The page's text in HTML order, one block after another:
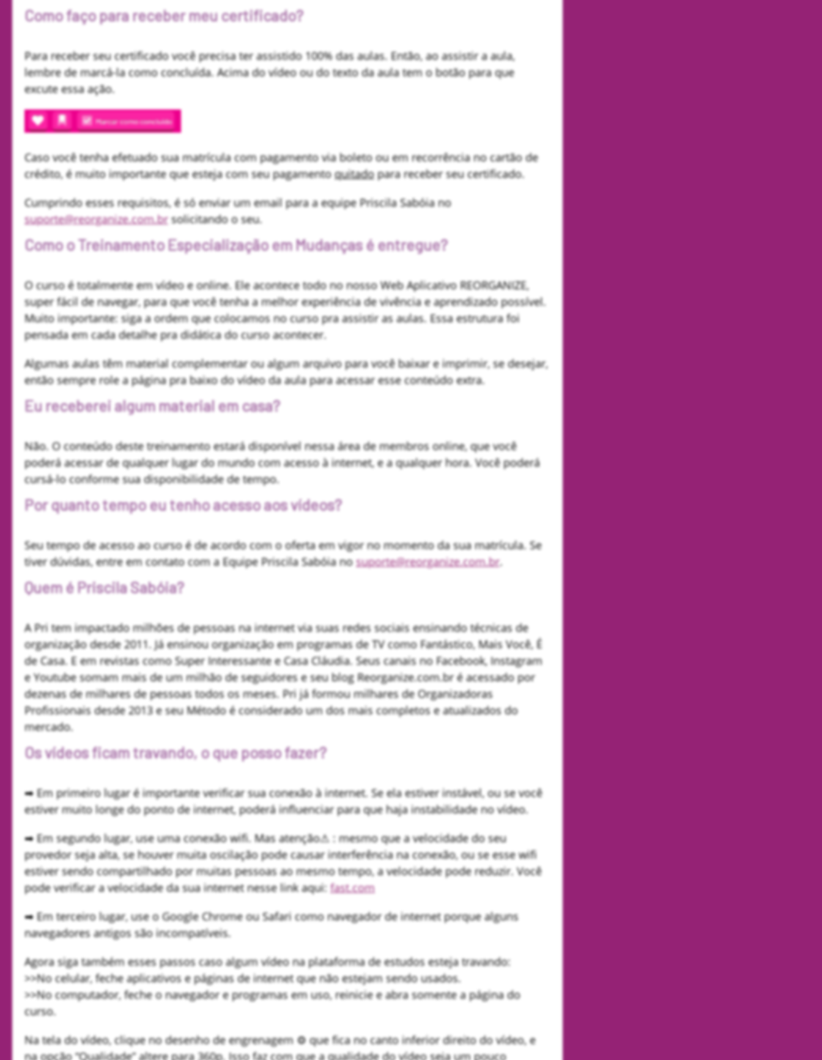
Como faço para receber meu certificado?
Para receber seu certificado você precisa ter assistido 100% das aulas. Então, ao assistir a aula,
lembre de marcá-la como concluída. Acima do vídeo ou do texto da aula tem o botão para que
excute essa ação.
Caso você tenha efetuado sua matrícula com pagamento via boleto ou em recorrência no cartão de
crédito, é muito importante que esteja com seu pagamentoquitadopara receber seu certificado.
Cumprindo esses requisitos, é só enviar um email para a equipe Priscila Sabóia no
suporte@reorganize.com.brsolicitando o seu.
Como o Treinamento Especialização em Mudanças é entregue?
O curso é totalmente em vídeo e online. Ele acontece todo no nosso Web Aplicativo REORGANIZE,
super fácil de navegar, para que você tenha a melhor experiência de vivência e aprendizado possível.
Muito importante: siga a ordem que colocamos no curso pra assistir as aulas. Essa estrutura foi
pensada em cada detalhe pra didática do curso acontecer.
Algumas aulas têm material complementar ou algum arquivo para você baixar e imprimir, se desejar,
então sempre role a página pra baixo do vídeo da aula para acessar esse conteúdo extra.
Eu receberei algum material em casa?
Não. O conteúdo deste treinamento estará disponível nessa área de membros online, que você
poderá acessar de qualquer lugar do mundo com acesso à internet, e a qualquer hora. Você poderá
cursá-lo conforme sua disponibilidade de tempo.
Por quanto tempo eu tenho acesso aos vídeos?
Seu tempo de acesso ao curso é de acordo com o oferta em vigor no momento da sua matrícula. Se
tiver dúvidas, entre em contato com a Equipe Priscila Sabóia nosuporte@reorganize.com.br.
Quem é Priscila Sabóia?
A Pri tem impactado milhões de pessoas na internet via suas redes sociais ensinando técnicas de
organização desde 2011. Já ensinou organização em programas de TV como Fantástico, Mais Você, É
de Casa. E em revistas como Super Interessante e Casa Cláudia. Seus canais no Facebook, Instagram
e Youtube somam mais de um milhão de seguidores e seu blog Reorganize.com.br é acessado por
dezenas de milhares de pessoas todos os meses. Pri já formou milhares de Organizadoras
Profissionais desde 2013 e seu Método é considerado um dos mais completos e atualizados do
mercado.
Os vídeos ficam travando, o que posso fazer?
➡ Em primeiro lugar é importante verificar sua conexão à internet. Se ela estiver instável, ou se você
estiver muito longe do ponto de internet, poderá influenciar para que haja instabilidade no vídeo.
➡ Em segundo lugar, use uma conexão wifi. Mas atenção⚠ : mesmo que a velocidade do seu
provedor seja alta, se houver muita oscilação pode causar interferência na conexão, ou se esse wifi
estiver sendo compartilhado por muitas pessoas ao mesmo tempo, a velocidade pode reduzir. Você
pode verificar a velocidade da sua internet nesse link aqui:fast.com
➡ Em terceiro lugar, use o Google Chrome ou Safari como navegador de internet porque alguns
navegadores antigos são incompatíveis.
Agora siga também esses passos caso algum vídeo na plataforma de estudos esteja travando:
>>No celular, feche aplicativos e páginas de internet que não estejam sendo usados.
>>No computador, feche o navegador e programas em uso, reinicie e abra somente a página do
curso.
Na tela do vídeo, clique no desenho de engrenagem ⚙ que fica no canto inferior direito do vídeo, e
na opção “Qualidade” altere para 360p. Isso faz com que a qualidade do vídeo seja um pouco